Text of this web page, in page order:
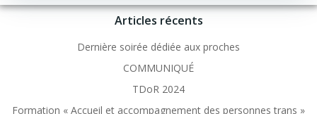
Articles récents
Dernière soirée dédiée aux proches
COMMUNIQUÉ
TDoR 2024
Formation « Accueil et accompagnement des personnes trans »